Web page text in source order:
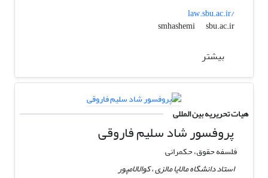
law.sbu.ac.ir/
smhashemi
sbu.ac.ir
بیشتر
هیات تحریریه بین المللی
پروفسور شاد سلیم فاروقی
فلسفه حقوق، حکمرانی
استاد دانشگاه مالایا مالزی ، کوالالامپور